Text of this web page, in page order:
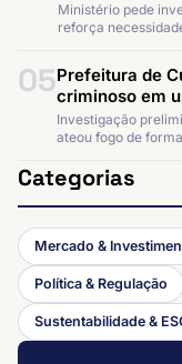
Ministério pede
reforça
05Prefeitura de
criminoso em
Investigação
ateou fogo de
Categorias
Mercado &
Política & Regulação
Sustentabilidade &